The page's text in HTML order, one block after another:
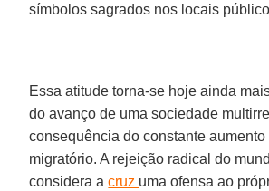
símbolos sagrados nos locais
Essa atitude torna-se hoje ainda
do avanço de uma sociedade
consequência do constante
migratório. A rejeição radical do
considera acruz uma ofensa ao